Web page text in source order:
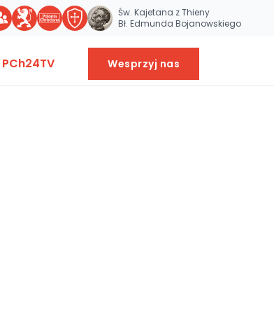
Św. Kajetana z Thieny
Bł. Edmunda Bojanowskiego
PCh24TV Wesprzyj nas